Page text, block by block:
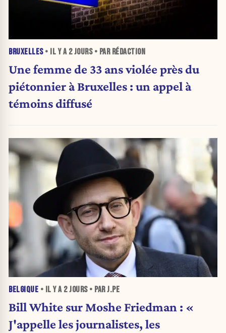
BRUXELLES• IL Y A 2 JOURS• PAR RÉDACTION
Une femme de 33 ans violée près du
piétonnier à Bruxelles : un appel à
témoins diffusé
BELGIQUE • IL Y A 2 JOURS• PAR J.PE
Bill White sur Moshe Friedman : «
J'appelle les journalistes, les